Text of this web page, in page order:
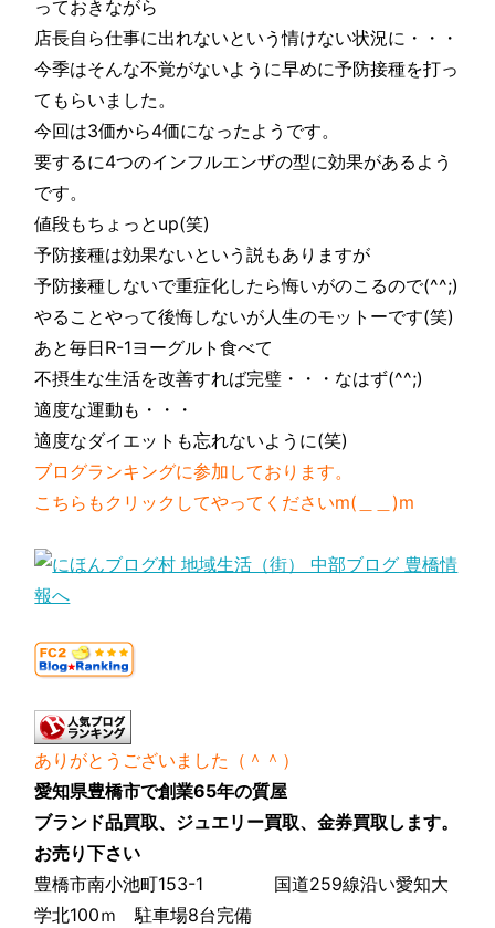
っておきながら
店長自ら仕事に出れないという情けない状況に・・・
今季はそんな不覚がないように早めに予防接種を打っ
てもらいました。
今回は3価から4価になったようです。
要するに4つのインフルエンザの型に効果があるよう
です。
値段もちょっとup(笑)
予防接種は効果ないという説もありますが
予防接種しないで重症化したら悔いがのこるので(^^;)
やることやって後悔しないが人生のモットーです(笑)
あと毎日R-1ヨーグルト食べて
不摂生な生活を改善すれば完璧・・・なはず(^^;)
適度な運動も・・・
適度なダイエットも忘れないように(笑)
ブログランキングに参加しております。
こちらもクリックしてやってくださいm(＿＿)m
ありがとうございました（＾＾）
愛知県豊橋市で創業65年の質屋
ブランド品買取、ジュエリー買取、金券買取します。
お売り下さい
豊橋市南小池町153-1 国道259線沿い愛知大
学北100ｍ 駐車場8台完備